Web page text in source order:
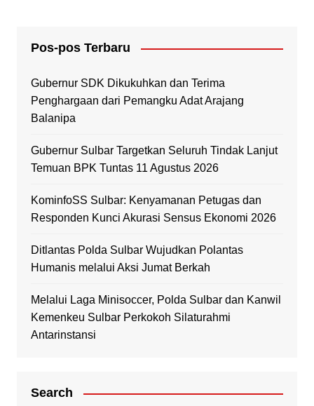
Pos-pos Terbaru
Gubernur SDK Dikukuhkan dan Terima
Penghargaan dari Pemangku Adat Arajang
Balanipa
Gubernur Sulbar Targetkan Seluruh Tindak Lanjut
Temuan BPK Tuntas 11 Agustus 2026
KominfoSS Sulbar: Kenyamanan Petugas dan
Responden Kunci Akurasi Sensus Ekonomi 2026
Ditlantas Polda Sulbar Wujudkan Polantas
Humanis melalui Aksi Jumat Berkah
Melalui Laga Minisoccer, Polda Sulbar dan Kanwil
Kemenkeu Sulbar Perkokoh Silaturahmi
Antarinstansi
Search